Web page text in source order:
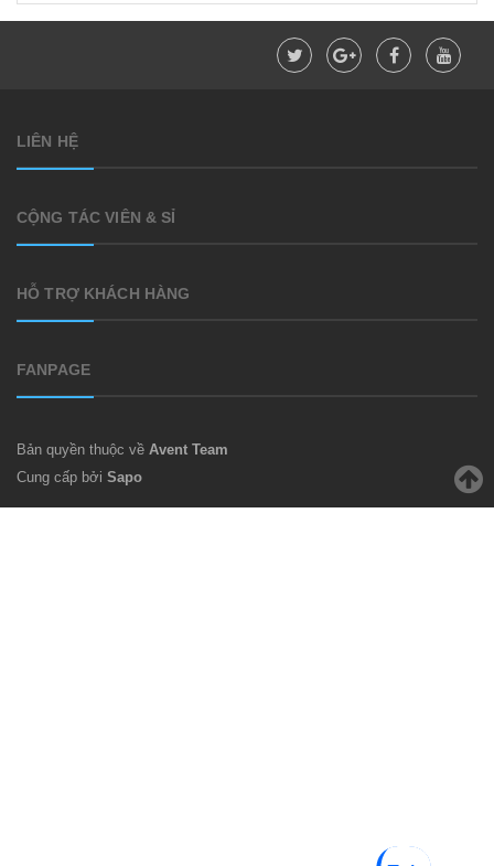
LIÊN HỆ
CỘNG TÁC VIÊN & SỈ
HỖ TRỢ KHÁCH HÀNG
FANPAGE
Bản quyền thuộc về Avent Team
Cung cấp bởi Sapo